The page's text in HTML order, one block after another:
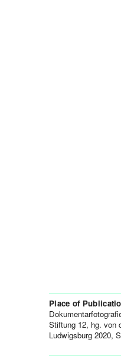
Place of
Stiftung 12, hg. von
Ludwigsburg 2020,